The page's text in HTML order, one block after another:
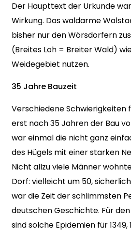
Der Haupttext der Urkunde
Wirkung. Das waldarme
bisher nur den Wörsdorfern
(Breites Loh = Breiter Wald)
Weidegebiet nutzen.
35 Jahre Bauzeit
Verschiedene Schwierigkeiten
erst nach 35 Jahren der Bau
war einmal die nicht ganz
des Hügels mit einer starken
Nicht allzu viele Männer
Dorf: vielleicht um 50,
war die Zeit der schlimmsten
deutschen Geschichte. Für
sind solche Epidemien für 1349,